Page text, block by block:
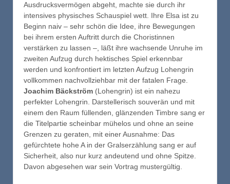
Ausdrucksvermögen abgeht, machte sie durch ihr
intensives physisches Schauspiel wett. Ihre Elsa ist zu
Beginn naiv – sehr schön die Idee, ihre Bewegungen
bei ihrem ersten Auftritt durch die Choristinnen
verstärken zu lassen –, läßt ihre wachsende Unruhe im
zweiten Aufzug durch hektisches Spiel erkennbar
werden und konfrontiert im letzten Aufzug Lohengrin
vollkommen nachvollziehbar mit der fatalen Frage.
Joachim Bäckström (Lohengrin) ist ein nahezu
perfekter Lohengrin. Darstellerisch souverän und mit
einem den Raum füllenden, glänzenden Timbre sang er
die Titelpartie scheinbar mühelos und ohne an seine
Grenzen zu geraten, mit einer Ausnahme: Das
gefürchtete hohe A in der Gralserzählung sang er auf
Sicherheit, also nur kurz andeutend und ohne Spitze.
Davon abgesehen war sein Vortrag mustergültig.